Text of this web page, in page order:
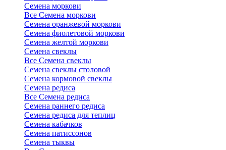
Семена моркови
Все Семена моркови
Семена оранжевой моркови
Семена фиолетовой моркови
Семена желтой моркови
Семена свеклы
Все Семена свеклы
Семена свеклы столовой
Семена кормовой свеклы
Семена редиса
Все Семена редиса
Семена раннего редиса
Семена редиса для теплиц
Семена кабачков
Семена патиссонов
Семена тыквы